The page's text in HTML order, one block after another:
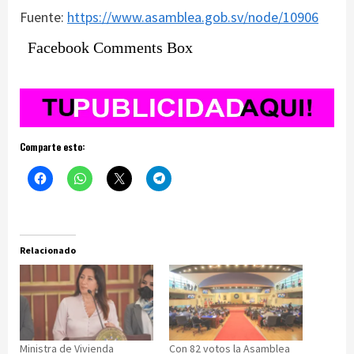
Fuente: https://www.asamblea.gob.sv/node/10906
Facebook Comments Box
Comparte esto:
Relacionado
Ministra de Vivienda Con 82 votos la Asamblea